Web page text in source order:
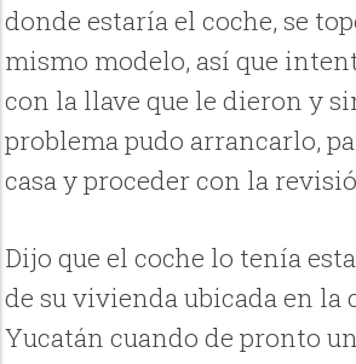
donde estaría el coche, se
mismo modelo, así que
con la llave que le dieron y
problema pudo arrancarlo,
casa y proceder con la
Dijo que el coche lo tenía
de su vivienda ubicada en la
Yucatán cuando de pronto